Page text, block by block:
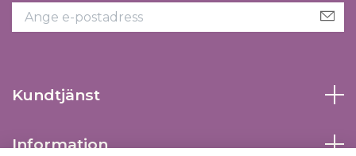
Kundtjänst
Information